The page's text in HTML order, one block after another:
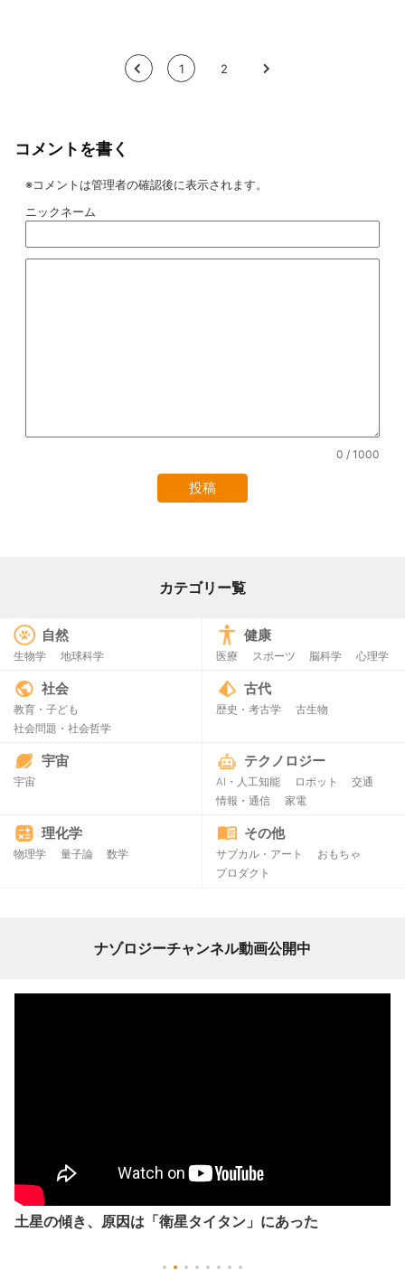
< 1 2 >
コメントを書く
※コメントは管理者の確認後に表示されます。
ニックネーム
0 / 1000
カテゴリー覧
自然
生物学 地球科学
健康
医療 スポーツ 脳科学 心理学
社会
教育・子ども
社会問題・社会哲学
古代
歴史・考古学 古生物
宇宙
宇宙
テクノロジー
AI・人工知能 ロボット
交通
情報・通信
家電
理化学
物理学 量子論 数学
その他
サブカル・アート
おもちゃ
プロダクト
ナゾロジーチャンネル動画公開中
土星の傾き、原因は「衛星タイタン」にあった